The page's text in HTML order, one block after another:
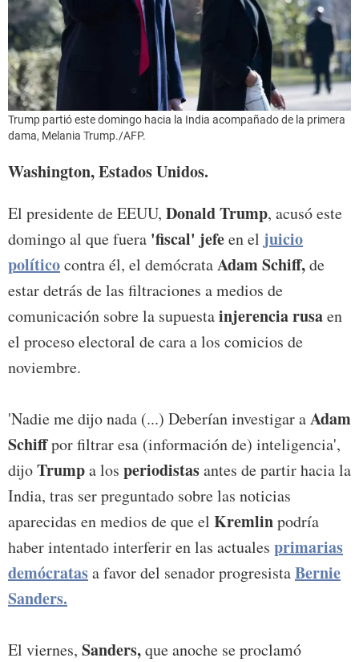
Trump partió este domingo hacia la India acompañado de la primera
dama, Melania Trump./AFP.
Washington, Estados Unidos.
El presidente de EEUU, Donald Trump, acusó este
domingo al que fuera 'fiscal' jefeen el juicio
políticocontra él, el demócrataAdam Schiff,de
estar detrás de las filtraciones a medios de
comunicación sobre la supuestainjerencia rusaen
el proceso electoral de cara a los comicios de
noviembre.
'Nadie me dijo nada (...) Deberían investigar aAdam
Schiffpor filtrar esa (información de) inteligencia',
dijoTrumpa los periodistasantes de partir hacia la
India, tras ser preguntado sobre las noticias
aparecidas en medios de que el Kremlinpodría
haber intentado interferir en las actuales primarias
demócratasa favor del senador progresistaBernie
Sanders.
El viernes, Sanders,que anoche se proclamó